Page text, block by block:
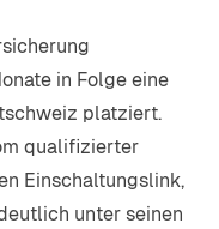
in Folge eine
platziert.
qualifizierter
Einschaltungslink,
unter seinen